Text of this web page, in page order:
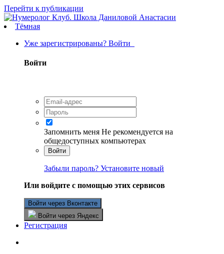
Перейти к публикации
Тёмная
Уже зарегистрированы? Войти
Войти
Запомнить меня Не рекомендуется на
общедоступных компьютерах
Войти
Забыли пароль? Установите новый
Или войдите с помощью этих сервисов
Войти через Вконтакте
Войти через Яндекс
Регистрация